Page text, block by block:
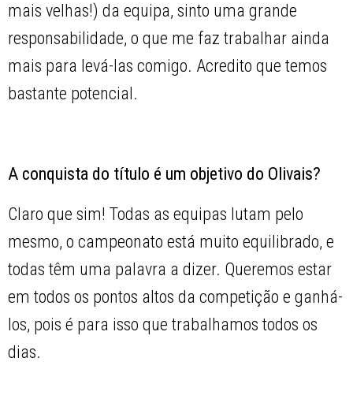
mais velhas!) da equipa, sinto uma grande
responsabilidade, o que me faz trabalhar ainda
mais para levá-las comigo. Acredito que temos
bastante potencial.
A conquista do título é um objetivo do Olivais?
Claro que sim! Todas as equipas lutam pelo
mesmo, o campeonato está muito equilibrado, e
todas têm uma palavra a dizer. Queremos estar
em todos os pontos altos da competição e ganhá-
los, pois é para isso que trabalhamos todos os
dias.